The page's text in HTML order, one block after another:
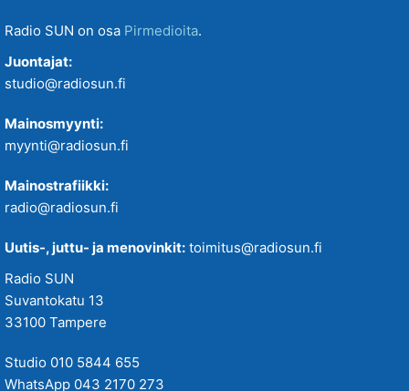
Radio SUN on osa Pirmedioita.
Juontajat:
studio@radiosun.fi
Mainosmyynti:
myynti@radiosun.fi
Mainostrafiikki:
radio@radiosun.fi
Uutis-, juttu- ja menovinkit: toimitus@radiosun.fi
Radio SUN
Suvantokatu 13
33100 Tampere
Studio 010 5844 655
WhatsApp 043 2170 273